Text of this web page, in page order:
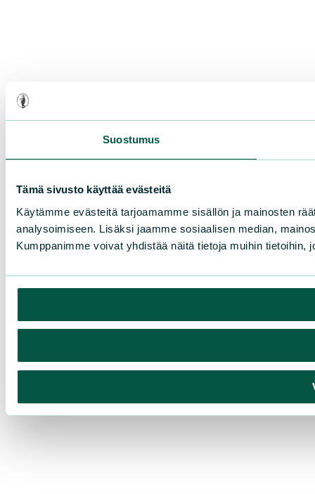
Suostumus
Tämä sivusto käyttää evästeitä
Käytämme evästeitä tarjoamamme sisällön ja mainosten
analysoimiseen. Lisäksi jaamme sosiaalisen median,
Kumppanimme voivat yhdistää näitä tietoja muihin tietoihin,